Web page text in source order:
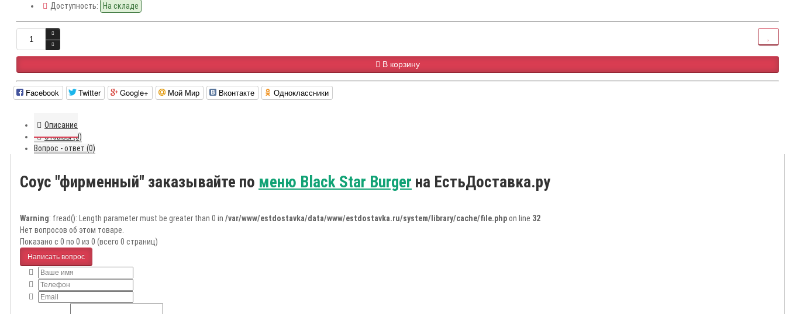
Доступность: На складе
В корзину
Facebook Twitter Google+ Мой Мир Вконтакте Одноклассники
Описание
Отзывы (0)
Вопрос - ответ (0)
Соус "фирменный" заказывайте по меню Black Star Burger на ЕстьДоставка.ру
Warning: fread(): Length parameter must be greater than 0 in /var/www/estdostavka/data/www/estdostavka.ru/system/library/cache/file.phpon line 32
Нет вопросов об этом товаре.
Показано с 0 по 0 из 0 (всего 0 страниц)
Написать вопрос